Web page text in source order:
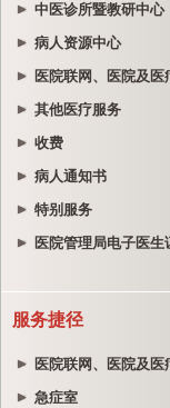
中医诊所暨教研中心
病人资源中心
医院联网、医院及医
其他医疗服务
收费
病人通知书
特别服务
医院管理局电子医生
服务捷径
医院联网、医院及医
急症室